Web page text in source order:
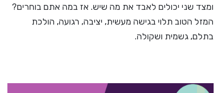
ומצד שני יכולים לאבד את מה שיש. אז במה אתם בוחרים?
המזל הטוב תלוי בגישה מעשית, יציבה, רגועה, הולכת
בתלם, גשמית ושקולה.